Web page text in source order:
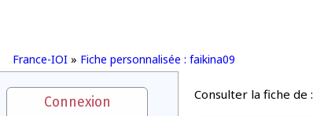
France-IOI » Fiche personnalisée : faikina09
Connexion Consulter la fiche de :